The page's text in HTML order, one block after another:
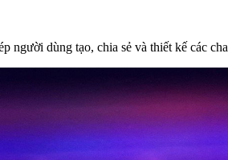
người dùng tạo, chia sẻ và thiết kế các